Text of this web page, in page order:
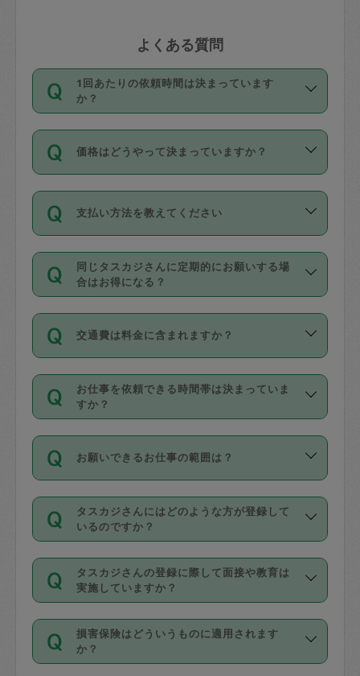
よくある質問
1回あたりの依頼時間は決まっています
か？
依頼1回につき3時間固定です。3時間を
超えて依頼したい場合は、延長機能をご
利用ください。機能をご利用いただくに
の上事前申請することが必要です。な
お、3時間を下回っても、値引き等はござ
いません。
価格はどうやって決まっていますか？
11種類の価格帯の中からタスカジさん自
身が価格を選んで設定しています。
タスカジさんの価格設定には最初は制限
があり、レビュー件数、レビューの平均
値、などで除々に設定可能な最高額が上
がっていく仕組みになっています。
支払い方法を教えてください
お支払方法はクレジットカード（Visa／
Master／JCB／AMERICAN EXPRESS／
Diners Club）のみとなります。
を行う際にご入力ください。プロフィー
ル登録時にはご入力いただかなくても大
丈夫です。
デビットカード・プリペイドカード（Vプ
リカ、au WALLETなど）は支払にはご利
銀行振込や現金払いも対応していませ
なお、タスカジさんの交通費も、依頼料
金のご請求と合わせてお支払いとなりま
動計算で表示されます。
同じタスカジさんに定期的にお願いする場
合はお得になる？
依頼には「スポット」と「定期（毎週｜
隔週）」があり、「定期」の依頼は「ス
ポット」よりお得な料金でご利用できま
す。
定期の最低利用回数は設けていない代わ
りに、一定数を超えたキャンセルは有償
（例：毎週定期の場合は３回以上のキャ
ンセルが有償（1200円、隔週定期の場合
は２回以上のキャンセルが有償（1200
交通費は料金に含まれますか？
交通費は依頼料金とは別途発生し、依頼
料金のご請求と合わせてお支払いとなり
ます。交通費の金額は「依頼の詳細」に
お仕事を依頼できる時間帯は決まっていま
すか？
時間帯は3種類あります。いずれも１回あ
たり３時間です。
・ＡＭ ９時～１２時
・ＰＭ １３時～１６時
・夜 １８時～２１時
開始時間を２時間前後変更することが可
能です。依頼送信後、個別にタスカジさ
んにメッセージを送り調整してくださ
い。ただし、２時間を越えての調整はで
お願いできるお仕事の範囲は？
掃除、整理収納、洗濯、買い物、料理、
作り置きです。タスカジさんによってで
きる仕事の範囲が異なりますので、依頼
する前にタスカジさんのプロフィールで
確認してください。
基本的に、高所での作業や危険作業、屋
外での作業は対象外です。
タスカジさんにはどのような方が登録して
いるのですか？
主婦として長年の家事経験をお持ちの
方、栄養士・調理師といった資格者で保
育園や学校の給食やレストランで料理関
係の専門職に従事されていた方、日本で
すでにハウスキーパーや英語の先生とし
てお仕事をしているフィリピン出身の
タスカジさんの登録に際して面接や教育は
実施していますか？
応募の際に、各自事務局との面接と説明
を行っています。その後、身分証明書の
写真提出をしていただいています。外国
損害保険はどういうものに適用されます
か？